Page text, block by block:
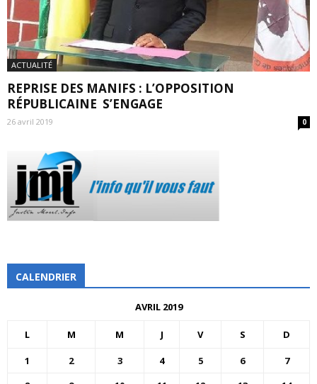
ACTUALITÉ
REPRISE DES MANIFS : L’OPPOSITION
RÉPUBLICAINE S’ENGAGE
26 avril 2019 0
CALENDRIER
AVRIL 2019
L M M J V S D
1 2 3 4 5 6
7